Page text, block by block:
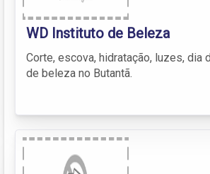
WD Instituto de Beleza
Corte, escova, hidratação, luzes, dia
de beleza no Butantã.